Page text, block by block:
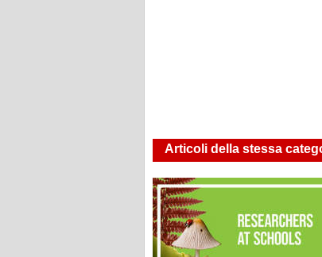
Articoli della stessa